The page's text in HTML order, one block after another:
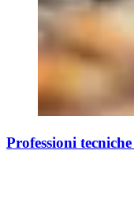
Professioni